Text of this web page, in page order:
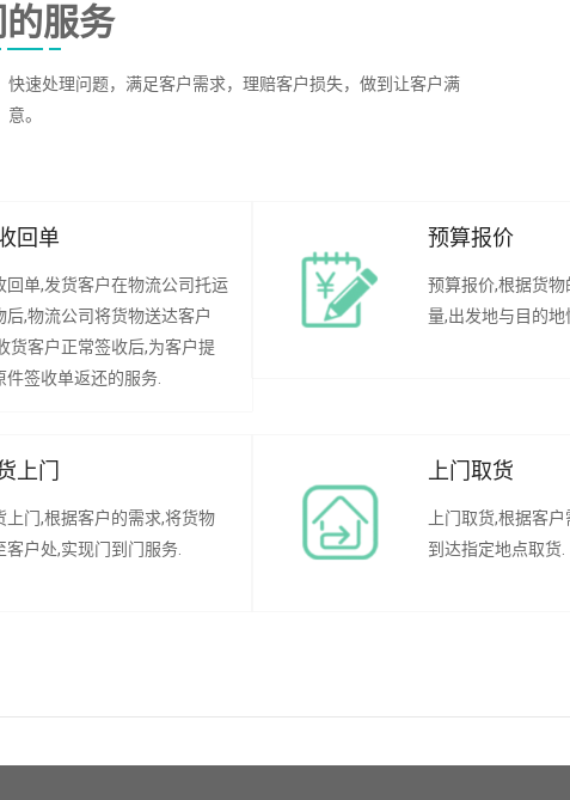
服务
速处理问题，满足客户需求，理赔客户损失，做到让客户满
意。
回单
回单,发货客户在物流公司托运
后,物流公司将货物送达客户
货客户正常签收后,为客户提
件签收单返还的服务.
预算报价
预算报价,根据货
量,出发地与目的地
上门
上门,根据客户的需求,将货物
客户处,实现门到门服务.
上门取货
上门取货,根据客
到达指定地点取货.